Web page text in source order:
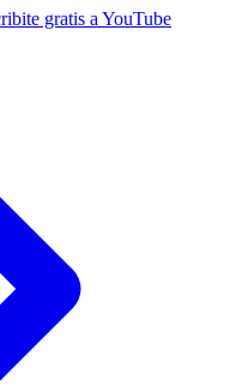
gratis a YouTube